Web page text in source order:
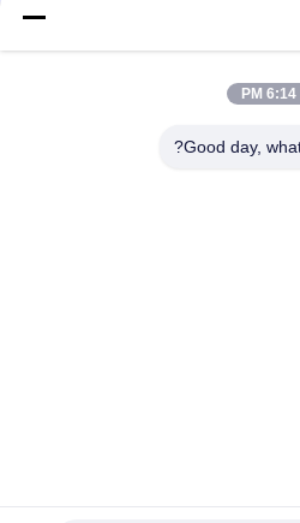
مطبعة التخفيف المباشر
6:14 PM
Good day,